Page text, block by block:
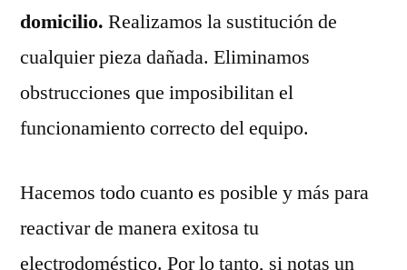
domicilio. Realizamos la sustitución de
cualquier pieza dañada. Eliminamos
obstrucciones que imposibilitan el
funcionamiento correcto del equipo.
Hacemos todo cuanto es posible y más para
reactivar de manera exitosa tu
electrodoméstico. Por lo tanto, si notas un